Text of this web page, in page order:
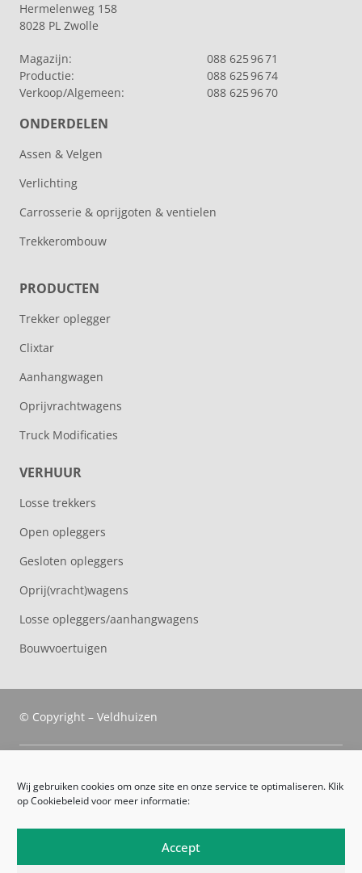
Wij gebruiken cookies om onze site en onze service te optimaliseren. Klik
op Cookiebeleid voor meer informatie:
Accept
Hermelenweg 158
8028 PL Zwolle
Magazijn:
088 625 96 71
Productie:
088 625 96 74
Verkoop/Algemeen:
088 625 96 70
ONDERDELEN
Assen & Velgen
Verlichting
Carrosserie & oprijgoten & ventielen
Trekkerombouw
PRODUCTEN
Trekker oplegger
Clixtar
Aanhangwagen
Oprijvrachtwagens
Truck Modificaties
VERHUUR
Losse trekkers
Open opleggers
Gesloten opleggers
Oprij(vracht)wagens
Losse opleggers/aanhangwagens
Bouwvoertuigen
© Copyright – Veldhuizen
Veldhuizen Trucks
Route
Algemene voorwaarden